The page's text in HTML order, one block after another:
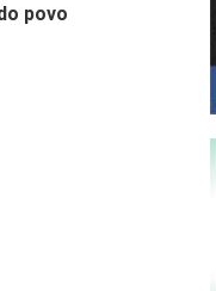
povo